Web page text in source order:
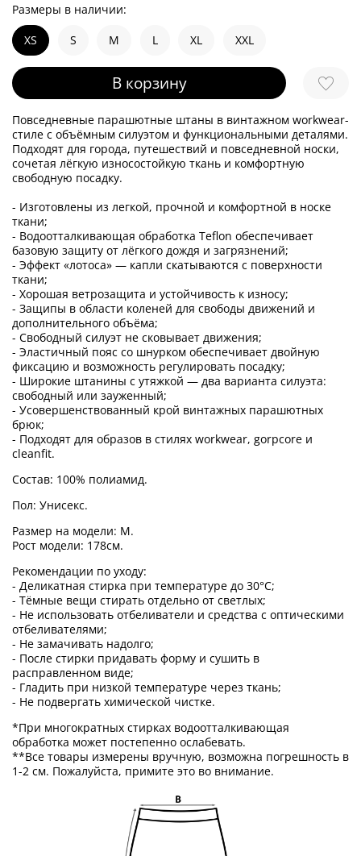
В корзину
Размеры в наличии:
XS
S M L XL XXL
Повседневные парашютные штаны в винтажном workwear-
стиле с объёмным силуэтом и функциональными деталями.
Подходят для города, путешествий и повседневной носки,
сочетая лёгкую износостойкую ткань и комфортную
свободную посадку.
- Изготовлены из легкой, прочной и комфортной в носке
ткани;
- Водоотталкивающая обработка Teflon обеспечивает
базовую защиту от лёгкого дождя и загрязнений;
- Эффект «лотоса» — капли скатываются с поверхности
ткани;
- Хорошая ветрозащита и устойчивость к износу;
- Защипы в области коленей для свободы движений и
дополнительного объёма;
- Свободный силуэт не сковывает движения;
- Эластичный пояс со шнурком обеспечивает двойную
фиксацию и возможность регулировать посадку;
- Широкие штанины с утяжкой — два варианта силуэта:
свободный или зауженный;
- Усовершенствованный крой винтажных парашютных
брюк;
- Подходят для образов в стилях workwear, gorpcore и
cleanfit.
Состав: 100% полиамид.
Пол: Унисекс.
Размер на модели: M.
Рост модели: 178см.
Рекомендации по уходу:
- Деликатная стирка при температуре до 30°C;
- Тёмные вещи стирать отдельно от светлых;
- Не использовать отбеливатели и средства с оптическими
отбеливателями;
- Не замачивать надолго;
- После стирки придавать форму и сушить в
расправленном виде;
- Гладить при низкой температуре через ткань;
- Не подвергать химической чистке.
*При многократных стирках водоотталкивающая
обработка может постепенно ослабевать.
**Все товары измерены вручную, возможна погрешность в
1-2 см. Пожалуйста, примите это во внимание.